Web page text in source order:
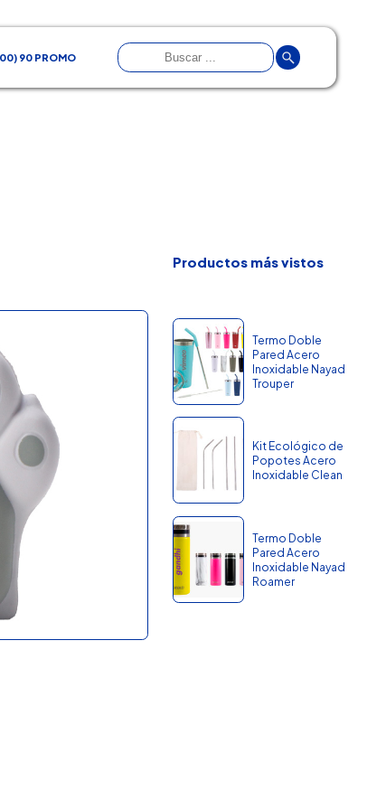
90 PROMO
Productos más vistos
Termo Doble
Pared Acero
Inoxidable Nayad
Trouper
Kit Ecológico de
Popotes Acero
Inoxidable Clean
Termo Doble
Pared Acero
Inoxidable Nayad
Roamer